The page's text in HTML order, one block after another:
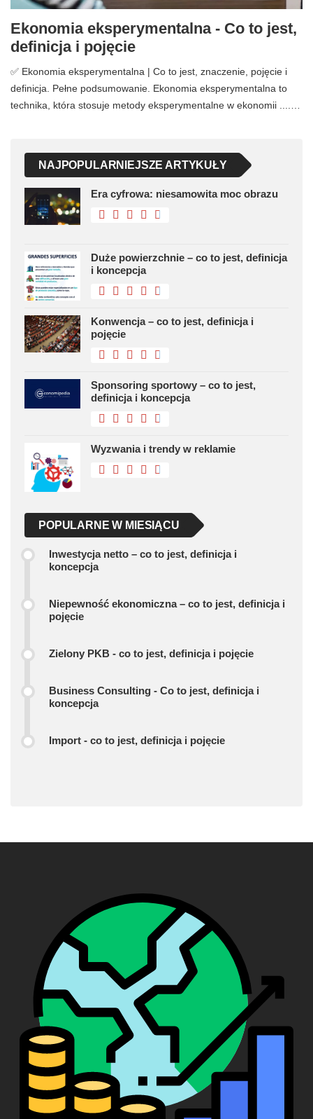
Ekonomia eksperymentalna - Co to jest,
definicja i pojęcie
✅ Ekonomia eksperymentalna | Co to jest, znaczenie, pojęcie i
definicja. Pełne podsumowanie. Ekonomia eksperymentalna to
technika, która stosuje metody eksperymentalne w ekonomii ....…
NAJPOPULARNIEJSZE ARTYKUŁY
Era cyfrowa: niesamowita moc obrazu
Duże powierzchnie – co to jest, definicja
i koncepcja
Konwencja – co to jest, definicja i
pojęcie
Sponsoring sportowy – co to jest,
definicja i koncepcja
Wyzwania i trendy w reklamie
POPULARNE W MIESIĄCU
Inwestycja netto – co to jest, definicja i
koncepcja
Niepewność ekonomiczna – co to jest, definicja i
pojęcie
Zielony PKB - co to jest, definicja i pojęcie
Business Consulting - Co to jest, definicja i
koncepcja
Import - co to jest, definicja i pojęcie